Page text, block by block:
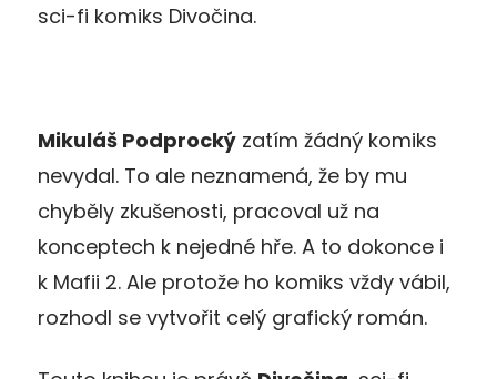
sci-fi komiks Divočina.
Mikuláš Podprocký zatím žádný komiks
nevydal. To ale neznamená, že by mu
chyběly zkušenosti, pracoval už na
konceptech k nejedné hře. A to dokonce i
k Mafii 2. Ale protože ho komiks vždy vábil,
rozhodl se vytvořit celý grafický román.